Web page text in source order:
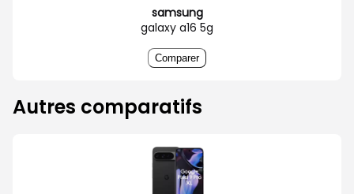
samsung
galaxy a16 5g
Comparer
Autres comparatifs